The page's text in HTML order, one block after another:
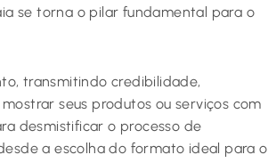
se torna o pilar fundamental para o
transmitindo credibilidade,
seus produtos ou serviços com
desmistificar o processo de
a escolha do formato ideal para o